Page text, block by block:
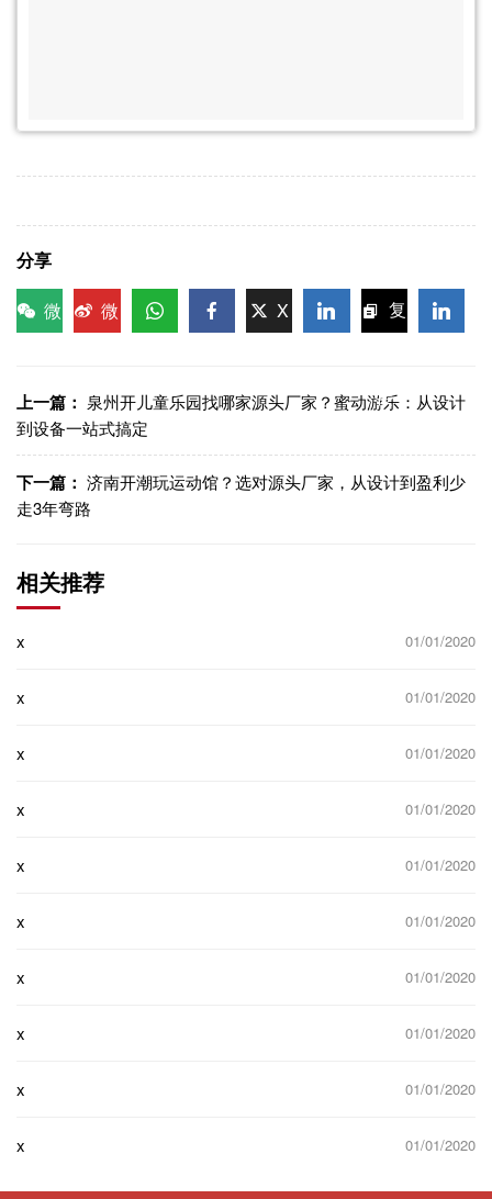
分享
微
微
X
复
接
上一篇： 泉州开儿童乐园找哪家源头厂家？蜜动游乐：从设计
到设备一站式搞定
下一篇： 济南开潮玩运动馆？选对源头厂家，从设计到盈利少
走3年弯路
相关推荐
x 01/01/2020
x 01/01/2020
x 01/01/2020
x 01/01/2020
x 01/01/2020
x 01/01/2020
x 01/01/2020
x 01/01/2020
x 01/01/2020
x 01/01/2020